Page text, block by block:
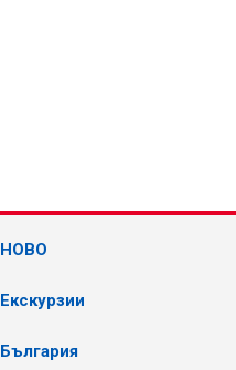
НОВО
Екскурзии
България